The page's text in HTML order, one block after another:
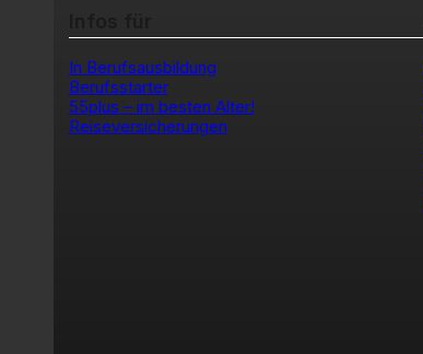
In Berufsausbildung
Berufsstarter
55plus – im besten Alter!
Reiseversicherungen